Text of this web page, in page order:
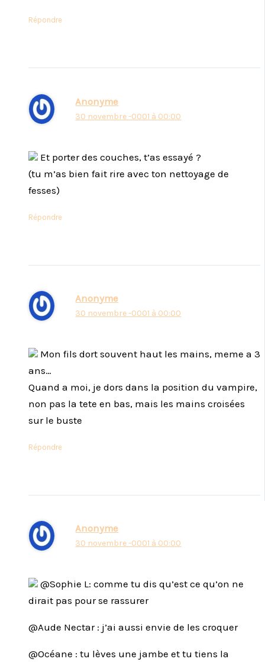
Répondre
Anonyme
30 novembre -0001 à 00:00
Et porter des couches, t’as essayé ?
(tu m’as bien fait rire avec ton nettoyage de
fesses)
Répondre
Anonyme
30 novembre -0001 à 00:00
Mon fils dort souvent haut les mains, meme a 3
ans…
Quand a moi, je dors dans la position du vampire,
non pas la tete en bas, mais les mains croisées
sur le buste
Répondre
Anonyme
30 novembre -0001 à 00:00
@Sophie L: comme tu dis qu’est ce qu’on ne
dirait pas pour se rassurer
@Aude Nectar : j’ai aussi envie de les croquer
@Océane : tu lèves une jambe et tu tiens la